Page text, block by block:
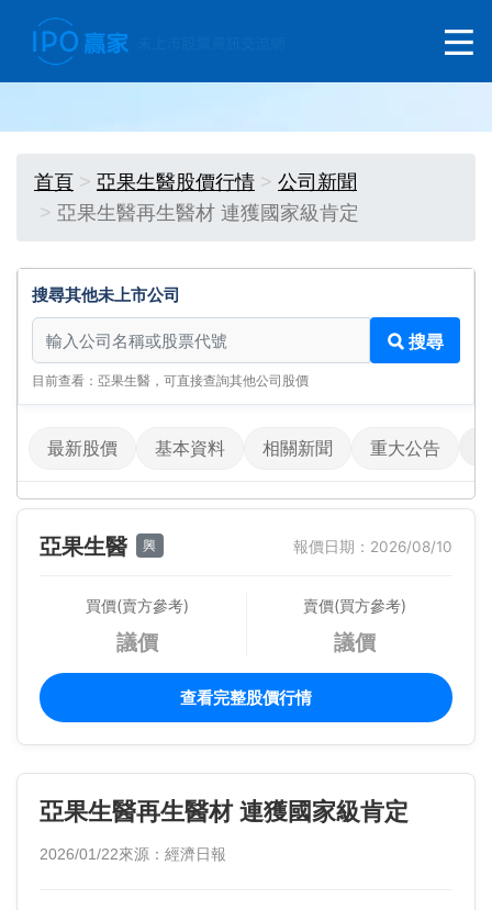
首頁 亞果生醫股價行情
公司新聞
亞果生醫再生醫材 連獲國家級肯定
搜尋其他未上市公司
搜尋其他未上市公司
搜尋
目前查看：亞果生醫，可直接查詢其他公司股價
最新股價 基本資料 相關新聞 重大公告
亞果生醫 興 報價日期：2026/08/10
買價(賣方參考)
議價
賣價(買方參考)
議價
查看完整股價行情
亞果生醫再生醫材 連獲國家級肯定
2026/01/22來源：經濟日報